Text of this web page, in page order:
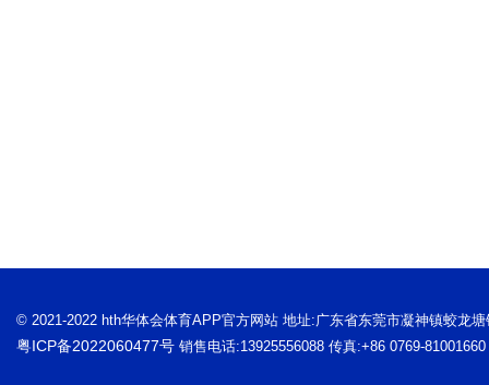
© 2021-2022 hth华体会体育APP官方网站 地址:广东省东莞市凝神镇蛟龙
粤ICP备2022060477号 销售电话:13925556088 传真:+86 0769-81001660